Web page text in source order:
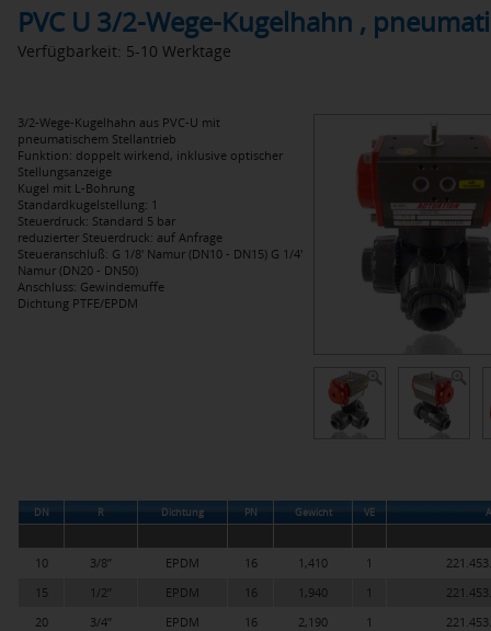
PVC U 3/2-Wege-Kugelhahn ,
Verfügbarkeit: 5-10 Werktage
3/2-Wege-Kugelhahn aus PVC-U mit
pneumatischem Stellantrieb
Funktion: doppelt wirkend, inklusive optischer
Stellungsanzeige
Kugel mit L-Bohrung
Standardkugelstellung: 1
Steuerdruck: Standard 5 bar
reduzierter Steuerdruck: auf Anfrage
Steueranschluß: G 1/8' Namur (DN10 - DN15) G 1/4'
Namur (DN20 - DN50)
Anschluss: Gewindemuffe
Dichtung PTFE/EPDM
DN R Dichtung PN Gewicht VE
10 3/8’’ EPDM 16 1,410 1
15
1/2’’ EPDM 16 1,940 1
20
3/4’’ EPDM 16 2,190 1